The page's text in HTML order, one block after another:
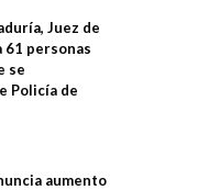
Juez de
61 personas
se
Policía de
aumento